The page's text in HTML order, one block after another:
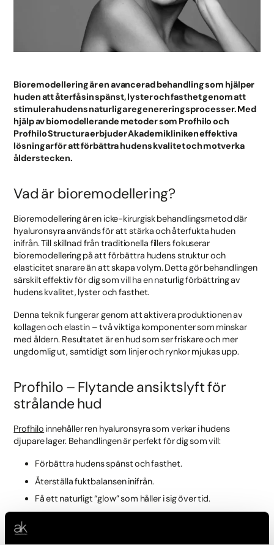
Bioremodellering är en avancerad behandling som hjälper
huden att återfå sin spänst, lyster och fasthet genom att
stimulera hudens naturliga regenereringsprocesser. Med
hjälp av biomodellerande metoder som Profhilo och
Profhilo Structura erbjuder Akademikliniken effektiva
lösningar för att förbättra hudens kvalitet och motverka
ålderstecken.
Vad är bioremodellering?
Bioremodellering är en icke-kirurgisk behandlingsmetod där
hyaluronsyra används för att stärka och återfukta huden
inifrån. Till skillnad från traditionella fillers fokuserar
bioremodellering på att förbättra hudens struktur och
elasticitet snarare än att skapa volym. Detta gör behandlingen
särskilt effektiv för dig som vill ha en naturlig förbättring av
hudens kvalitet, lyster och fasthet.
Denna teknik fungerar genom att aktivera produktionen av
kollagen och elastin – två viktiga komponenter som minskar
med åldern. Resultatet är en hud som ser friskare och mer
ungdomlig ut, samtidigt som linjer och rynkor mjukas upp.
Profhilo – Flytande ansiktslyft för
strålande hud
Profhilo innehåller ren hyaluronsyra som verkar i hudens
djupare lager. Behandlingen är perfekt för dig som vill:
Förbättra hudens spänst och fasthet.
Återställa fuktbalansen inifrån.
Få ett naturligt “glow” som håller i sig över tid.
Behandlingen passar både för dig med åldrad hud och för dig
som vill förebygga framtida ålderstecken. Resultaten är synliga